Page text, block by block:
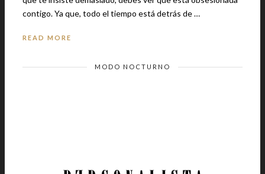
contigo. Ya que, todo el tiempo está detrás de …
READ MORE
MODO NOCTURNO